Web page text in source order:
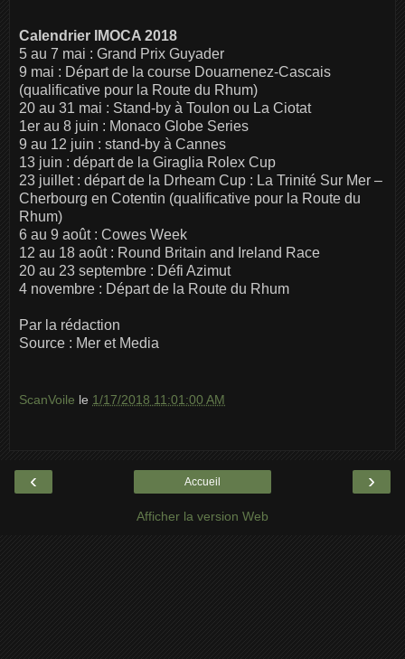
Calendrier IMOCA 2018
5 au 7 mai : Grand Prix Guyader
9 mai : Départ de la course Douarnenez-Cascais
(qualificative pour la Route du Rhum)
20 au 31 mai : Stand-by à Toulon ou La Ciotat
1er au 8 juin : Monaco Globe Series
9 au 12 juin : stand-by à Cannes
13 juin : départ de la Giraglia Rolex Cup
23 juillet : départ de la Drheam Cup : La Trinité Sur Mer –
Cherbourg en Cotentin (qualificative pour la Route du
Rhum)
6 au 9 août : Cowes Week
12 au 18 août : Round Britain and Ireland Race
20 au 23 septembre : Défi Azimut
4 novembre : Départ de la Route du Rhum
Par la rédaction
Source : Mer et Media
ScanVoile le 1/17/2018 11:01:00 AM
‹ ›
Accueil
Afficher la version Web